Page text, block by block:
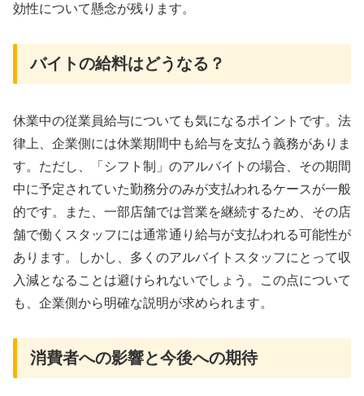
効性について懸念が残ります。
バイトの給料はどうなる？
休業中の従業員給与についても気になるポイントです。法
律上、企業側には休業期間中も給与を支払う義務がありま
す。ただし、「シフト制」のアルバイトの場合、その期間
中に予定されていた勤務分のみが支払われるケースが一般
的です。また、一部店舗では営業を継続するため、その店
舗で働くスタッフには通常通り給与が支払われる可能性が
あります。しかし、多くのアルバイトスタッフにとって収
入減となることは避けられないでしょう。この点について
も、企業側から明確な説明が求められます。
消費者への影響と今後への期待